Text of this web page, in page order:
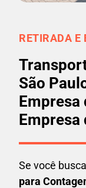
RETIRADA E
São
Empresa
Empresa
Se você
para